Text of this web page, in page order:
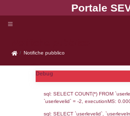
Notifiche
Notifiche pubblico
Debug